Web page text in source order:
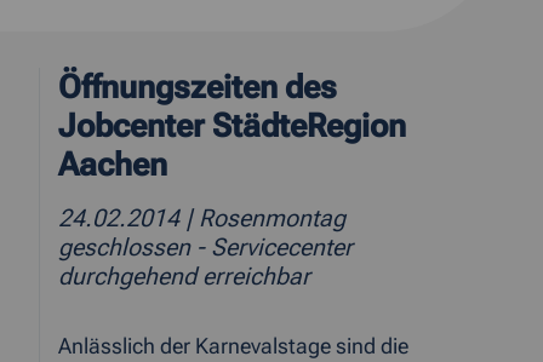
Öffnungszeiten des
Jobcenter StädteRegion
Aachen
24.02.2014 | Rosenmontag
geschlossen - Servicecenter
durchgehend erreichbar
Anlässlich der Karnevalstage sind die